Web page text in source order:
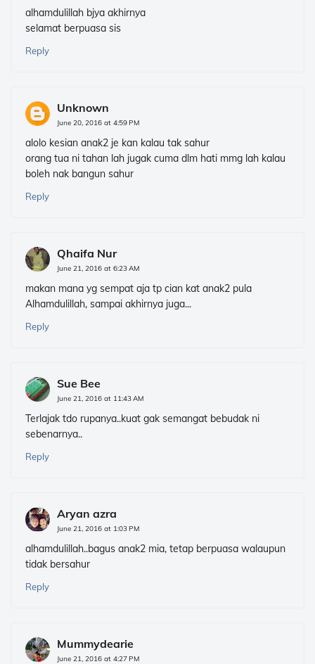
alhamdulillah bjya akhirnya
selamat berpuasa sis
Reply
Unknown
June 20, 2016 at 4:59 PM
alolo kesian anak2 je kan kalau tak sahur
orang tua ni tahan lah jugak cuma dlm hati mmg lah kalau
boleh nak bangun sahur
Reply
Qhaifa Nur
June 21, 2016 at 6:23 AM
makan mana yg sempat aja tp cian kat anak2 pula
Alhamdulillah, sampai akhirnya juga...
Reply
Sue Bee
June 21, 2016 at 11:43 AM
Terlajak tdo rupanya..kuat gak semangat bebudak ni
sebenarnya..
Reply
Aryan azra
June 21, 2016 at 1:03 PM
alhamdulillah..bagus anak2 mia, tetap berpuasa walaupun
tidak bersahur
Reply
Mummydearie
June 21, 2016 at 4:27 PM